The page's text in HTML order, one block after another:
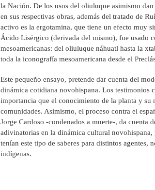
la Nación. De los usos del oliuluque asimismo
en sus respectivas obras, además del tratado de
activo es la ergotamina, que tiene un efecto muy
Ácido Lisérgico (derivada del mismo), fue usado
mesoamericanas: del oliuluque náhuatl hasta la
toda la iconografía mesoamericana desde el
Este pequeño ensayo, pretende dar cuenta del
dinámica cotidiana novohispana. Los testimonios
importancia que el conocimiento de la planta y su
comunidades. Asimismo, el proceso contra el
Jorge Cardoso -condenados a muerte-, da cuenta
adivinatorias en la dinámica cultural
tenían este tipo de saberes para distintos agentes,
indígenas.